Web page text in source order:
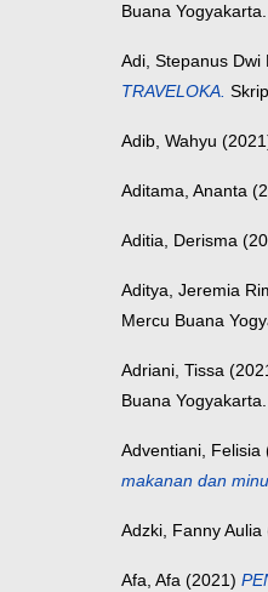
Buana Yogyakarta.
Adi, Stepanus Dwi
TRAVELOKA.
Adib, Wahyu
Aditama, Ananta
Aditia, Derisma
Aditya, Jeremia
Mercu Buana
Adriani, Tissa
Buana Yogyakarta.
Adventiani, Felisia
makanan dan
Adzki, Fanny Aulia
Afa, Afa (2021)